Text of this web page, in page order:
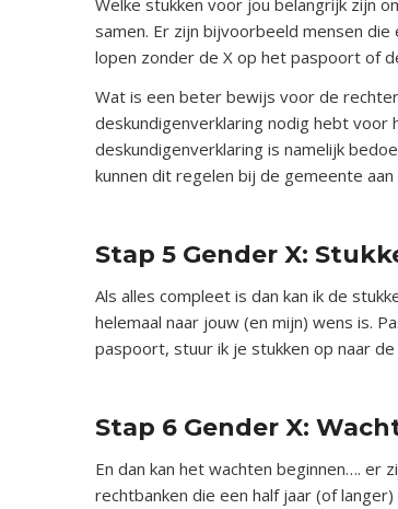
Welke stukken voor jou belangrijk zijn
samen. Er zijn bijvoorbeeld mensen
lopen zonder de X op het paspoort of
Wat is een beter bewijs voor de
deskundigenverklaring nodig hebt voor
deskundigenverklaring is namelijk
kunnen dit regelen bij de gemeente aan
Stap 5 Gender X:
Als alles compleet is dan kan ik de
helemaal naar jouw (en mijn) wens is.
paspoort, stuur ik je stukken op naar de
Stap 6 Gender X:
En dan kan het wachten beginnen…. er
rechtbanken die een half jaar (of